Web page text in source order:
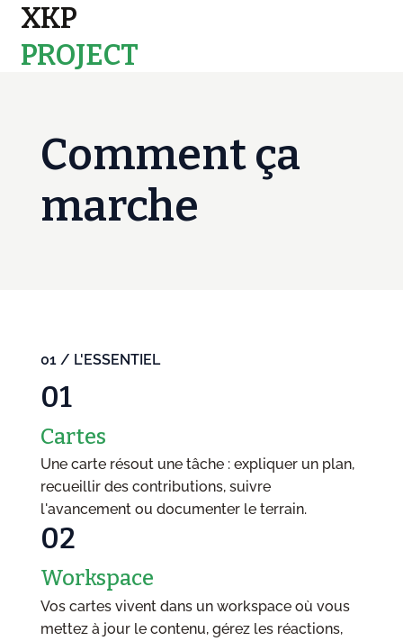
XKP
PROJECT
Comment ça
marche
01 / L'ESSENTIEL
01
Cartes
Une carte résout une tâche : expliquer un plan,
recueillir des contributions, suivre
l'avancement ou documenter le terrain.
02
Workspace
Vos cartes vivent dans un workspace où vous
mettez à jour le contenu, gérez les réactions,